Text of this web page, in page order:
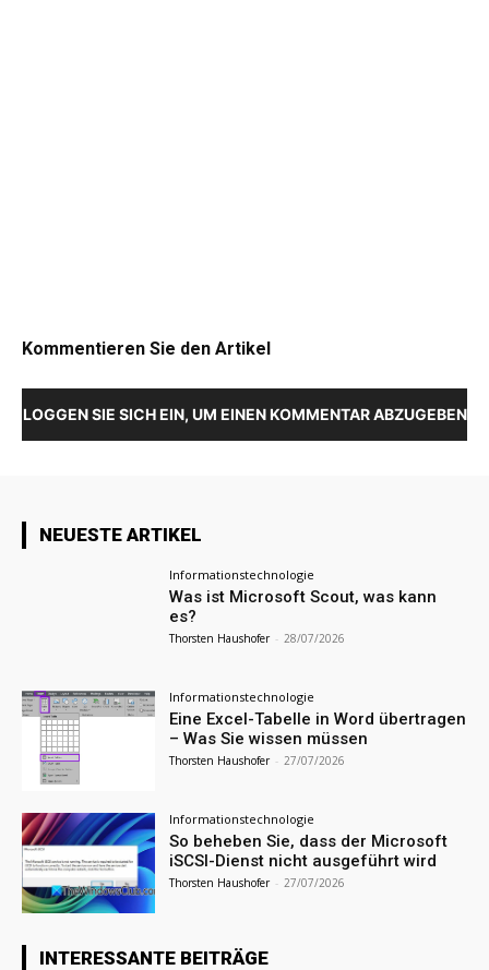
Kommentieren Sie den Artikel
LOGGEN SIE SICH EIN, UM EINEN KOMMENTAR ABZUGEBEN
NEUESTE ARTIKEL
Informationstechnologie
Was ist Microsoft Scout, was kann
es?
Thorsten Haushofer - 28/07/2026
Informationstechnologie
Eine Excel-Tabelle in Word übertragen
– Was Sie wissen müssen
Thorsten Haushofer - 27/07/2026
Informationstechnologie
So beheben Sie, dass der Microsoft
iSCSI-Dienst nicht ausgeführt wird
Thorsten Haushofer - 27/07/2026
INTERESSANTE BEITRÄGE